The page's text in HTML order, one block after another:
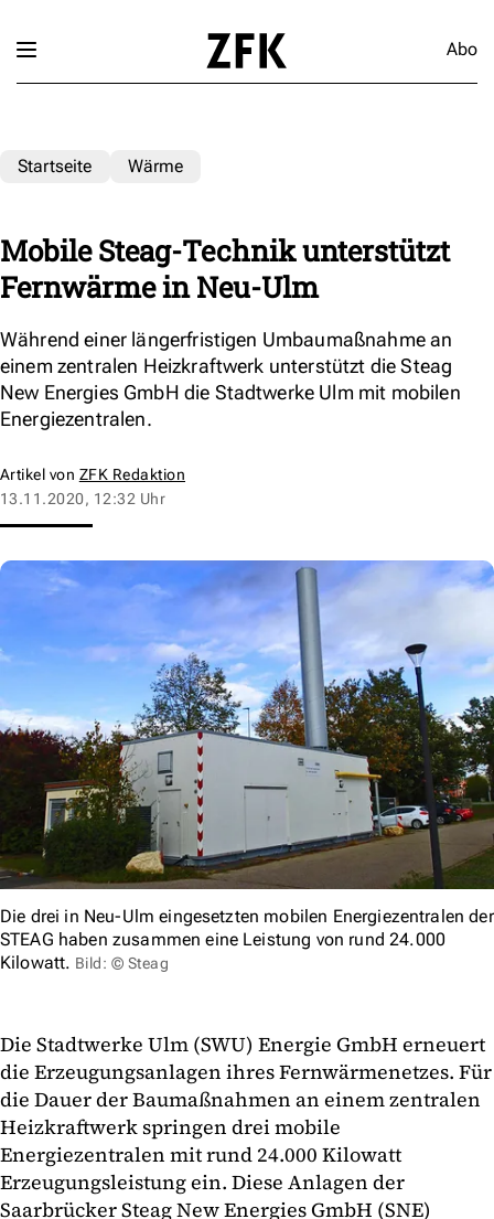
Abo
Startseite Wärme
Mobile Steag-Technik unterstützt
Fernwärme in Neu-Ulm
Während einer längerfristigen Umbaumaßnahme an
einem zentralen Heizkraftwerk unterstützt die Steag
New Energies GmbH die Stadtwerke Ulm mit mobilen
Energiezentralen.
Artikel von ZFK Redaktion
13.11.2020, 12:32 Uhr
Die drei in Neu-Ulm eingesetzten mobilen Energiezentralen der
STEAG haben zusammen eine Leistung von rund 24.000
Kilowatt. Bild: © Steag
Die Stadtwerke Ulm (SWU) Energie GmbH erneuert
die Erzeugungsanlagen ihres Fernwärmenetzes. Für
die Dauer der Baumaßnahmen an einem zentralen
Heizkraftwerk springen drei mobile
Energiezentralen mit rund 24.000 Kilowatt
Erzeugungsleistung ein. Diese Anlagen der
Saarbrücker Steag New Energies GmbH (SNE)